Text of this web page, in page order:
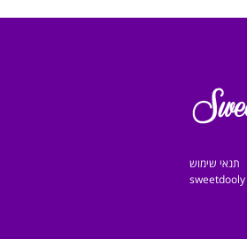
תנאי שימוש